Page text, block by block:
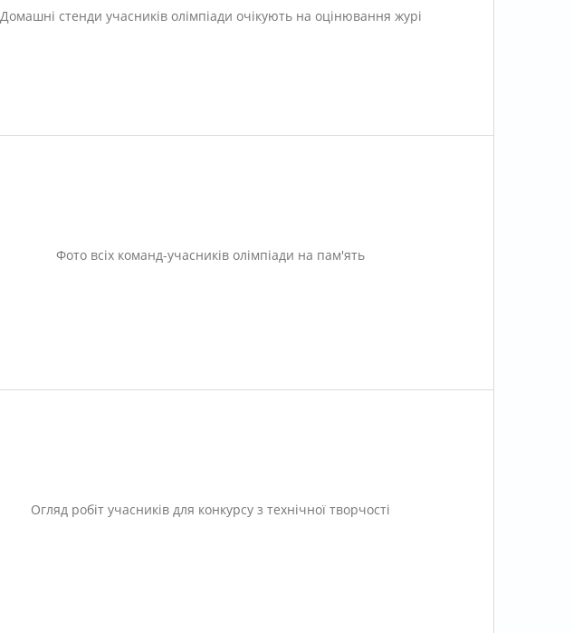
Домашні стенди учасників олімпіади очікують на оцінювання журі
Фото всіх команд-учасників олімпіади на пам'ять
Огляд робіт учасників для конкурсу з технічної творчості